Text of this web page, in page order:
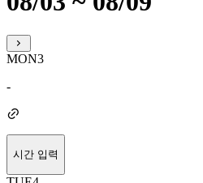
MON3
-
시간 입력